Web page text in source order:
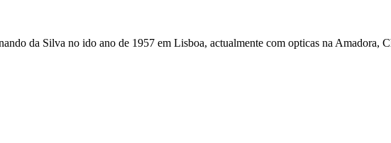
da Silva no ido ano de 1957 em Lisboa, actualmente com opticas na Amadora,